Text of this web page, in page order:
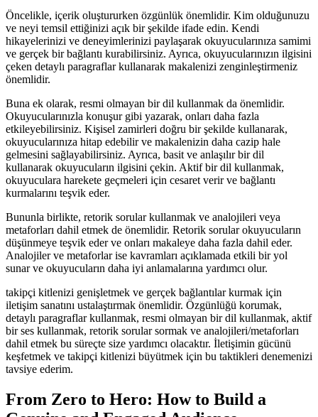
Öncelikle, içerik oluştururken özgünlük önemlidir. Kim olduğunuzu
ve neyi temsil ettiğinizi açık bir şekilde ifade edin. Kendi
hikayelerinizi ve deneyimlerinizi paylaşarak okuyucularınıza samimi
ve gerçek bir bağlantı kurabilirsiniz. Ayrıca, okuyucularınızın ilgisini
çeken detaylı paragraflar kullanarak makalenizi zenginleştirmeniz
önemlidir.
Buna ek olarak, resmi olmayan bir dil kullanmak da önemlidir.
Okuyucularınızla konuşur gibi yazarak, onları daha fazla
etkileyebilirsiniz. Kişisel zamirleri doğru bir şekilde kullanarak,
okuyucularınıza hitap edebilir ve makalenizin daha cazip hale
gelmesini sağlayabilirsiniz. Ayrıca, basit ve anlaşılır bir dil
kullanarak okuyucuların ilgisini çekin. Aktif bir dil kullanmak,
okuyuculara harekete geçmeleri için cesaret verir ve bağlantı
kurmalarını teşvik eder.
Bununla birlikte, retorik sorular kullanmak ve analojileri veya
metaforları dahil etmek de önemlidir. Retorik sorular okuyucuların
düşünmeye teşvik eder ve onları makaleye daha fazla dahil eder.
Analojiler ve metaforlar ise kavramları açıklamada etkili bir yol
sunar ve okuyucuların daha iyi anlamalarına yardımcı olur.
takipçi kitlenizi genişletmek ve gerçek bağlantılar kurmak için
iletişim sanatını ustalaştırmak önemlidir. Özgünlüğü korumak,
detaylı paragraflar kullanmak, resmi olmayan bir dil kullanmak, aktif
bir ses kullanmak, retorik sorular sormak ve analojileri/metaforları
dahil etmek bu süreçte size yardımcı olacaktır. İletişimin gücünü
keşfetmek ve takipçi kitlenizi büyütmek için bu taktikleri denemenizi
tavsiye ederim.
From Zero to Hero: How to Build a